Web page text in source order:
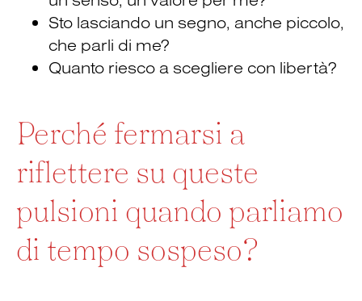
Sto lasciando un segno, anche piccolo,
che parli di me?
Quanto riesco a scegliere con libertà?
Perché fermarsi a
riflettere su queste
pulsioni quando parliamo
di tempo sospeso?